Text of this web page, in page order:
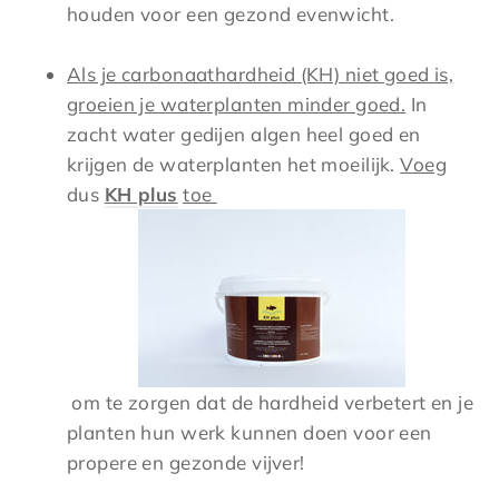
houden voor een gezond evenwicht.
Als je carbonaathardheid (KH) niet goed is,
groeien je waterplanten minder goed. In
zacht water gedijen algen heel goed en
krijgen de waterplanten het moeilijk.Voeg
dus KH plus toe
om te zorgen dat de hardheid verbetert en je
planten hun werk kunnen doen voor een
propere en gezonde vijver!